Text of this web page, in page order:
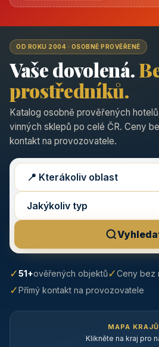
OD ROKU 2004 · OSOBNĚ PROVĚŘENÉ
Vaše dovolená.
prostředníků.
Katalog osobně prověřených
vinných sklepů po celé ČR. Ceny
kontakt na provozovatele.
✓51+ověřených objektů✓Ceny bez
✓Přímý kontakt na provozovatele
MAPA KRAJŮ
Klikněte na kraj pro